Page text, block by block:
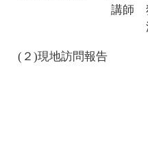
講師 独立行政
渡邉
(２)現地訪問報告